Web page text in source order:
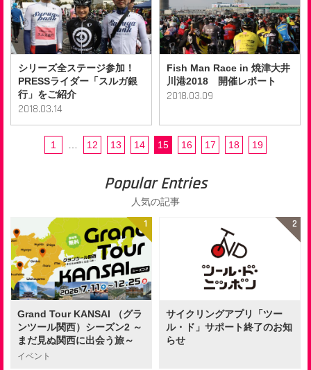
シリーズ全ステージ参加！
PRESSライダー「スルガ銀
行」をご紹介
2018.03.14
Fish Man Race in 焼津大井
川港2018 開催レポート
2018.03.09
1 12 13 14 15 16 17 18 19
Popular Entries
人気の記事
Grand Tour KANSAI （グラ
ンツール関西）シーズン2 ～
まだ見ぬ関西に出会う旅～
イベント
サイクリングアプリ「ツー
ル・ド」サポート終了のお知
らせ